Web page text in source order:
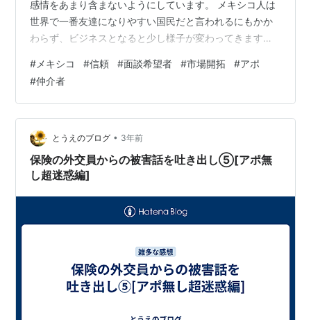
感情をあまり含まないようにしています。 メキシコ人は
世界で一番友達になりやすい国民だと言われるにもかか
わらず、ビジネスとなると少し様子が変わってきます。
非常に気にしたり、重要視します。ですから未知の人と
のビジネスには躊躇する傾向が見られます。 面談を希望
する人の名前や電話番号などが分かり、アポイントを申
し入れると秘書が対応し、アポイントの申し込みを上司
に聞いてはくれますが、色々な理由をつけて断られる場
合があったり、面談希望を書面で出すように依頼…
# メキシコ #信頼 #面談希望者 #市場開拓 #アポ
#仲介者
とうえのブログ • 3年前
保険の外交員からの被害話を吐き出し⑤[アポ無
し超迷惑編]